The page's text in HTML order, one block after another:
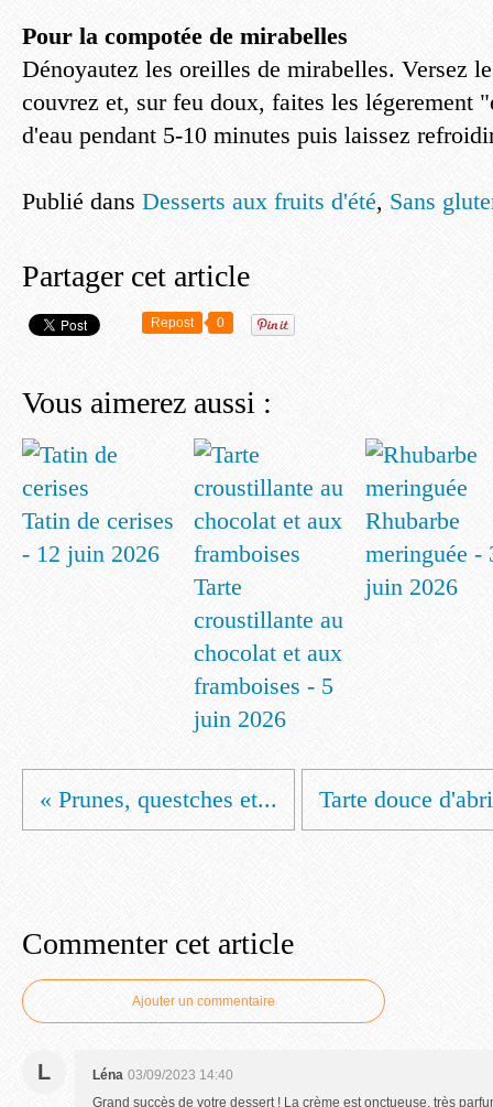
Pour la compotée de mirabelles
Dénoyautez les oreilles de mirabelles. Versez
couvrez et, sur feu doux, faites les légerement
d'eau pendant 5-10 minutes puis laissez
Publié dans Desserts aux fruits d'été, Sans
Partager cet article
Repost 0
Vous aimerez aussi :
Tatin de cerises
- 12 juin 2026
Tarte
croustillante au
chocolat et aux
framboises - 5
juin 2026
Rhubarbe
meringuée -
juin 2026
« Prunes, questches et... Tarte douce
Commenter cet article
Ajouter un commentaire
L Léna 03/09/2023 14:40
Grand succès de votre dessert ! La crème est onctueuse, très